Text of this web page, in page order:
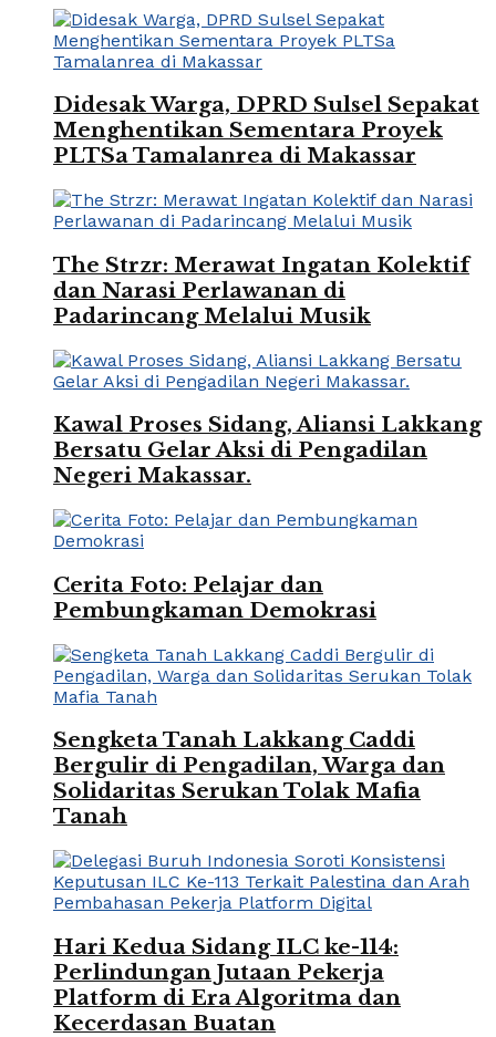
Didesak Warga, DPRD Sulsel Sepakat
Menghentikan Sementara Proyek
PLTSa Tamalanrea di Makassar
The Strzr: Merawat Ingatan Kolektif
dan Narasi Perlawanan di
Padarincang Melalui Musik
Kawal Proses Sidang, Aliansi Lakkang
Bersatu Gelar Aksi di Pengadilan
Negeri Makassar.
Cerita Foto: Pelajar dan
Pembungkaman Demokrasi
Sengketa Tanah Lakkang Caddi
Bergulir di Pengadilan, Warga dan
Solidaritas Serukan Tolak Mafia
Tanah
Hari Kedua Sidang ILC ke-114:
Perlindungan Jutaan Pekerja
Platform di Era Algoritma dan
Kecerdasan Buatan